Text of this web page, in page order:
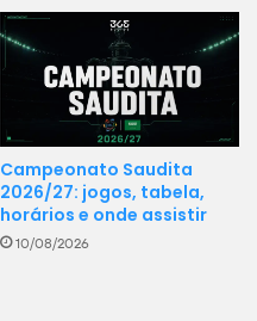
Campeonato Saudita
2026/27: jogos, tabela,
horários e onde assistir
10/08/2026